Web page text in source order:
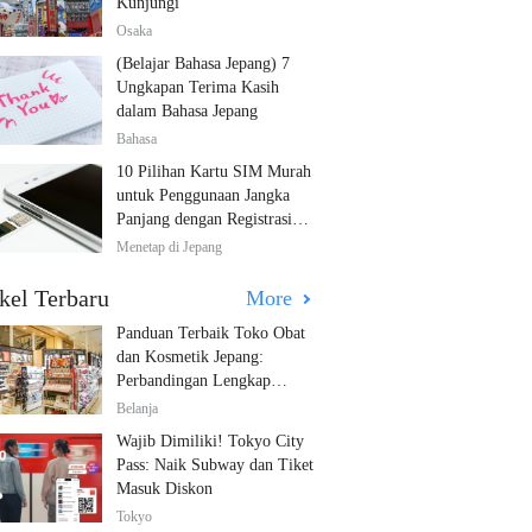
Osaka
(Belajar Bahasa Jepang) 7
Ungkapan Terima Kasih
dalam Bahasa Jepang
Bahasa
10 Pilihan Kartu SIM Murah
untuk Penggunaan Jangka
Panjang dengan Registrasi
Multibahasa!
Menetap di Jepang
Terbaru More
Panduan Terbaik Toko Obat
dan Kosmetik Jepang:
Perbandingan Lengkap
Diskon dari 12 Toko Farmasi
Belanja
Wajib Dimiliki! Tokyo City
Pass: Naik Subway dan Tiket
Masuk Diskon
Tokyo